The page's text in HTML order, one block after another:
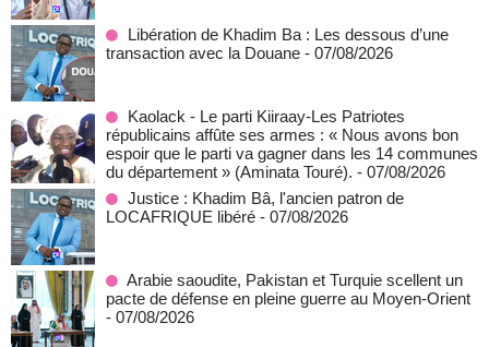
Libération de Khadim Ba : Les dessous d’une
transaction avec la Douane - 07/08/2026
Kaolack - Le parti Kiiraay-Les Patriotes
républicains affûte ses armes : « Nous avons bon
espoir que le parti va gagner dans les 14 communes
du département » (Aminata Touré). - 07/08/2026
Justice : Khadim Bâ, l'ancien patron de
LOCAFRIQUE libéré - 07/08/2026
Arabie saoudite, Pakistan et Turquie scellent un
pacte de défense en pleine guerre au Moyen-Orient
- 07/08/2026